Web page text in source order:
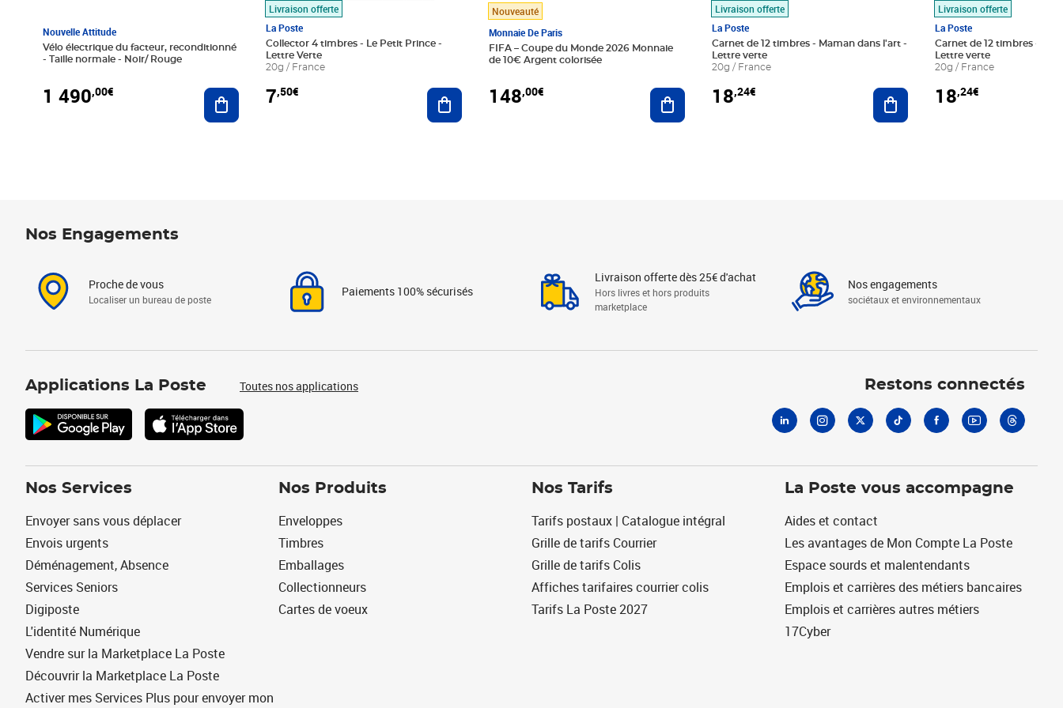
Nouvelle Attitude
Vélo électrique du facteur, reconditionné
- Taille normale - Noir/ Rouge
1 490,00€ Ajouter au panier
Livraison offerte
La Poste
Collector 4 timbres - Le Petit Prince -
Lettre Verte
20g / France
7,50€ Ajouter au panier
Nouveauté
Monnaie De Paris
FIFA – Coupe du Monde 2026 Monnaie
de 10€ Argent colorisée
148,00€ Ajouter au panier
Livraison offerte
La Poste
Carnet de 12 timbres - Maman dans l'art -
Lettre verte
20g / France
18,24€ Ajouter au panier
Livraison offerte
La Poste
Carnet de 12 timbres - Le
Lettre verte
20g / France
18,24€
Nos Engagements
Proche de vous
Localiser un bureau de poste
Paiements 100% sécurisés
Livraison offerte dès 25€ d'achat
Hors livres et hors produits
marketplace
Nos engagements
sociétaux et environnementaux
Applications La Poste Toutes nos applications Restons connectés
Nos Services
Envoyer sans vous déplacer
Envois urgents
Déménagement, Absence
Services Seniors
Digiposte
L'identité Numérique
Vendre sur la Marketplace La Poste
Découvrir la Marketplace La Poste
Activer mes Services Plus pour envoyer mon
Nos Produits
Enveloppes
Timbres
Emballages
Collectionneurs
Cartes de voeux
Nos Tarifs
Tarifs postaux | Catalogue intégral
Grille de tarifs Courrier
Grille de tarifs Colis
Affiches tarifaires courrier colis
Tarifs La Poste 2027
La Poste vous accompagne
Aides et contact
Les avantages de Mon Compte La Poste
Espace sourds et malentendants
Emplois et carrières des métiers bancaires
Emplois et carrières autres métiers
17Cyber